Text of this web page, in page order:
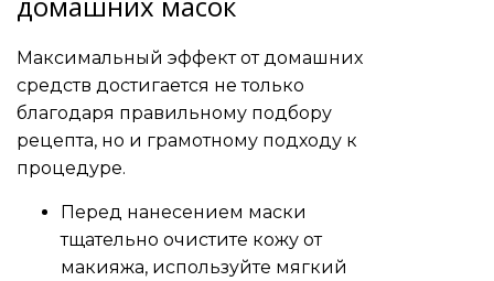
Максимальный эффект от домашних
средств достигается не только
благодаря правильному подбору
рецепта, но и грамотному подходу к
процедуре.
Перед нанесением маски
тщательно очистите кожу от
макияжа, используйте мягкий